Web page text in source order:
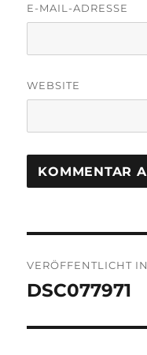
E-MAIL-ADRESSE
WEBSITE
VERÖFFENTLICHT IN
DSC077971